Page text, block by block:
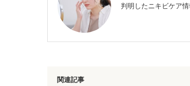
判明したニキビケア情
関連記事